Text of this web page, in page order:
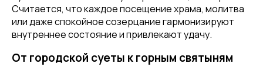
Считается, что каждое посещение храма, молитва
или даже спокойное созерцание гармонизируют
внутреннее состояние и привлекают удачу.
От городской суеты к горным святыням